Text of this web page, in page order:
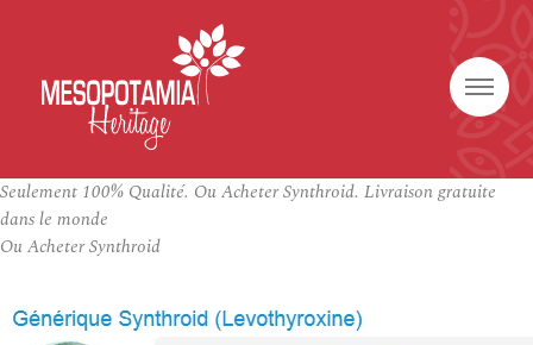
Seulement 100% Qualité. Ou Acheter Synthroid. Livraison gratuite
dans le monde
Ou Acheter Synthroid